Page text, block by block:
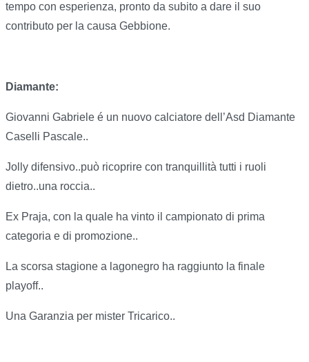
tempo con esperienza, pronto da subito a dare il suo
contributo per la causa Gebbione.
Diamante:
Giovanni Gabriele é un nuovo calciatore dell’Asd Diamante
Caselli Pascale..
Jolly difensivo..può ricoprire con tranquillità tutti i ruoli
dietro..una roccia..
Ex Praja, con la quale ha vinto il campionato di prima
categoria e di promozione..
La scorsa stagione a lagonegro ha raggiunto la finale
playoff..
Una Garanzia per mister Tricarico..